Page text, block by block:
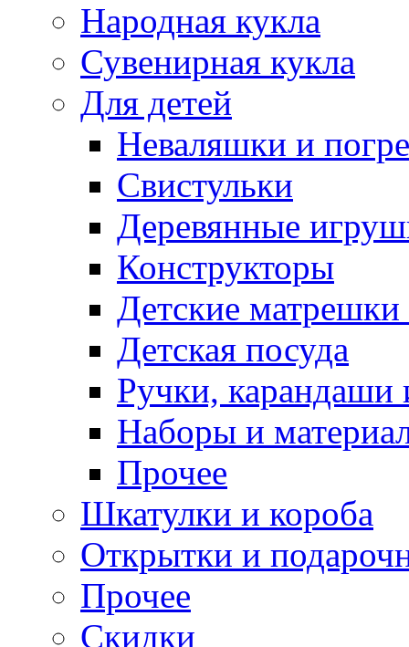
Народная кукла
Сувенирная кукла
Для детей
Неваляшки и
Свистульки
Деревянные
Конструкторы
Детские
Детская посуда
Ручки,
Наборы и
Прочее
Шкатулки и короба
Открытки и
Прочее
Скидки